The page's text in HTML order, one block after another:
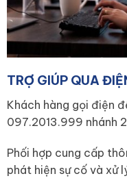
TRỢ GIÚP QUA
Khách hàng gọi điện
097.2013.999 nhánh
Phối hợp cung cấp
phát hiện sự cố và xử